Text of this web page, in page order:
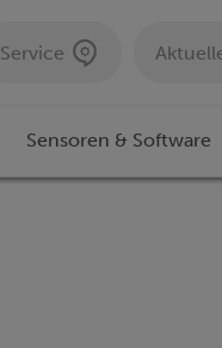
Service
Sensoren & Software